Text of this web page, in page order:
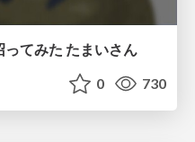
てみた たまいさん
0 730